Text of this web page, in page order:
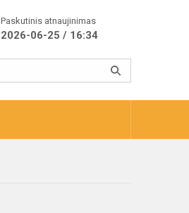
Paskutinis atnaujinimas
2026-06-25 / 16:34